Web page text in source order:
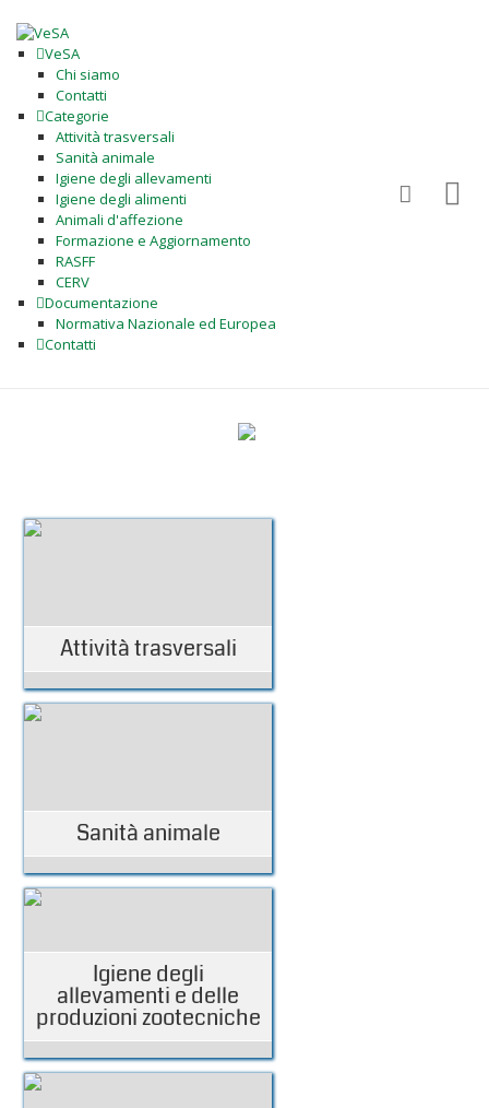
VeSA
Chi siamo
Contatti
Categorie
Attività trasversali
Sanità animale
Igiene degli allevamenti
Igiene degli alimenti
Animali d'affezione
Formazione e Aggiornamento
RASFF
CERV
Documentazione
Normativa Nazionale ed Europea
Contatti
Attività trasversali
Sanità animale
Igiene degli
allevamenti e delle
produzioni zootecniche